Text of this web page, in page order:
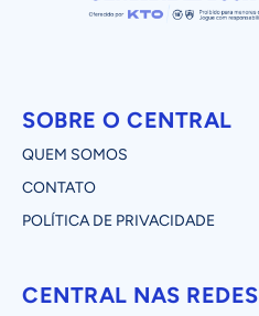
SOBRE O CENTRAL
QUEM SOMOS
CONTATO
POLÍTICA DE PRIVACIDADE
CENTRAL NAS REDES